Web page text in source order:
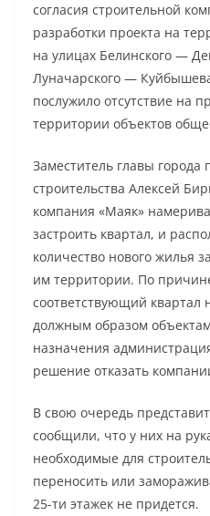
согласия строительной
разработки проекта на
на улицах Белинского —
Луначарского —
послужило отсутствие на
территории объектов
Заместитель главы города
строительства Алексей
компания «Маяк»
застроить квартал, и
количество нового жилья
им территории. По
соответствующий квартал
должным образом
назначения
решение отказать
В свою очередь
сообщили, что у них на
необходимые для
переносить или
25-ти этажек не придется.